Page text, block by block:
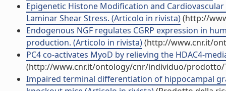
Epigenetic Histone Modification and
Laminar Shear Stress. (Articolo in rivista)(http://
Endogenous NGF regulates CGRP expression in
production. (Articolo in rivista)(http://www.cnr.it/
PC4 co-activates MyoD by relieving the HDAC4-
(http://www.cnr.it/ontology/cnr/individuo/prodotto/
Impaired terminal differentiation of hippocampal